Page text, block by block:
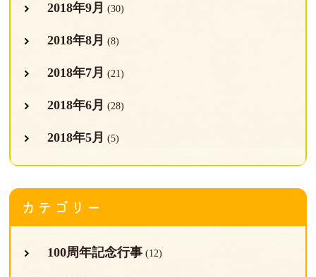
2018年9月 (30)
2018年8月 (8)
2018年7月 (21)
2018年6月 (28)
2018年5月 (5)
カテゴリー
100周年記念行事(12)